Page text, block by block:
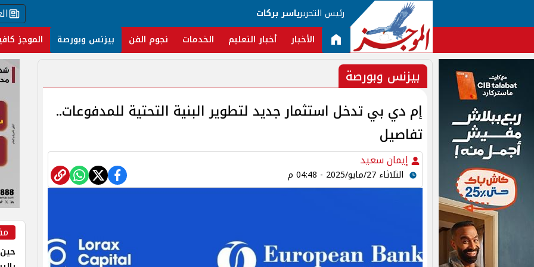
رئيس التحريرياسر بركات
الأخبار أخبار التعليم الخدمات نجوم الفن بيزنس وبورصة الموجز
بيزنس وبورصة
إم دي بي تدخل استثمار جديد لتطوير البنية التحتية للمدفوعات..
تفاصيل
إيمان سعيد
الثلاثاء 27/مايو/2025 - 04:48 م